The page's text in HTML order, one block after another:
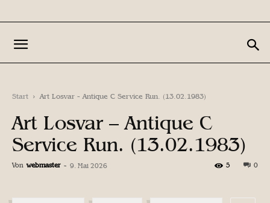
Start Art Losvar - Antique C Service Run. (13.02.1983)
Art Losvar – Antique C
Service Run. (13.02.1983)
Von webmaster - 9. Mai 2026 0
5